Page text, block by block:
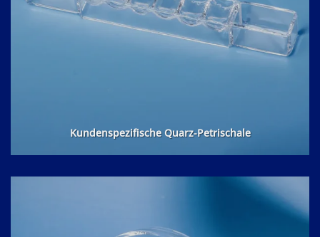
Kundenspezifische Quarz-Petrischale